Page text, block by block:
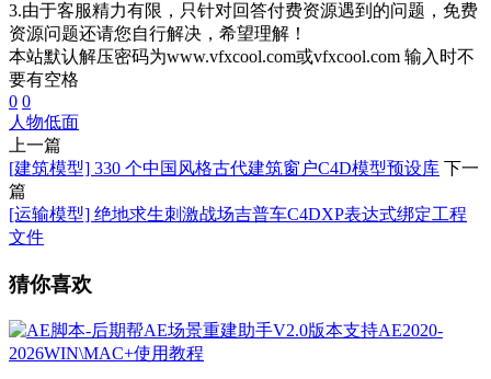
3.由于客服精力有限，只针对回答付费资源遇到的问题，免费
资源问题还请您自行解决，希望理解！
本站默认解压密码为www.vfxcool.com或vfxcool.com 输入时不
要有空格
0 0
人物低面
上一篇
[建筑模型] 330 个中国风格古代建筑窗户C4D模型预设库 下一
篇
[运输模型] 绝地求生刺激战场吉普车C4DXP表达式绑定工程
文件
猜你喜欢